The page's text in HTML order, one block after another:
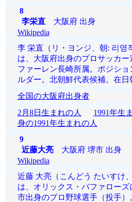
8
李栄直大阪府 出身
Wikipedia
李 栄直（リ・ヨンジ、朝: 리영
は、大阪府出身のプロサッカー
ファーレン長崎所属。ポジシ
ルダー。北朝鮮代表候補。在日
全国の大阪府出身者
2月8日生まれの人
1991年生
身の1991年生まれの人
9
近藤大亮大阪府 堺市 出身
Wikipedia
近藤 大亮（こんどう たいすけ、
は、オリックス・バファロー
市出身のプロ野球選手（投手）